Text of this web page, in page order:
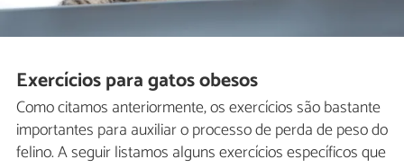
Exercícios para gatos obesos
Como citamos anteriormente, os exercícios são bastante
importantes para auxiliar o processo de perda de peso do
felino. A seguir listamos alguns exercícios específicos que